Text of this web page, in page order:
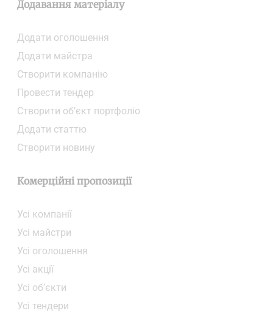
Додавання матеріалу
Додати oголошення
Додати майстра
Створити компанiю
Провести тендер
Створити об’єкт портфоліо
Додати статтю
Створити новину
Комерційні пропозиції
Усі компанії
Усі майстри
Усі оголошення
Усі акції
Усі об’єкти
Усі тендери